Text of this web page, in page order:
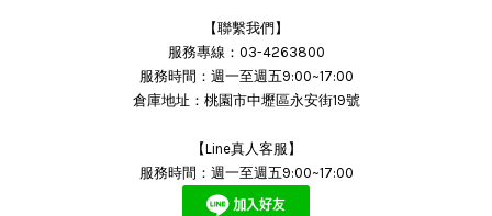
【聯繫我們】
服務專線：03-4263800
服務時間：週一至週五9:00~17:00
倉庫地址：桃園市中壢區永安街19號
【Line真人客服】
服務時間：週一至週五9:00~17:00